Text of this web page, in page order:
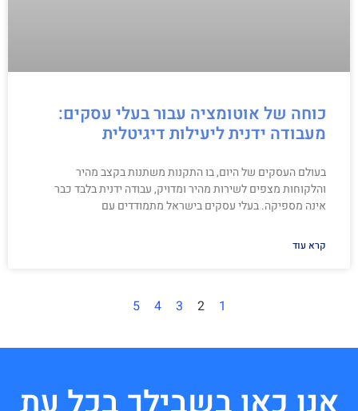
כוחה של אוטומציה עבור בעלי עסקים:
מעבודה ידנית ליעילות דיגיטלית
בעולם העסקים של היום, בו התקנות משתנות בקצב מהיר
והלקוחות מצפים לשירות מהיר ומדויק, עבודה ידנית בלבד כבר
אינה מספיקה. בעלי עסקים בישראל מתמודדים עם
קרא עוד
1
2
3
4
5